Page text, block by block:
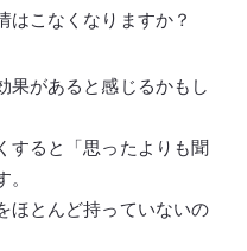
はこなくなりますか？
果があると感じるかもし
すると「思ったよりも聞
ほとんど持っていないの